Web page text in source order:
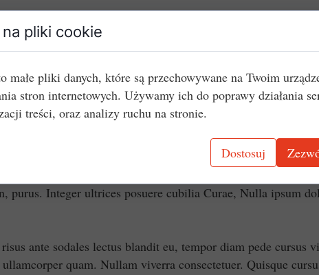
enim. Phasellus fermentum in, dolor. Pellentesque
velit, rhoncus eu, luctus et interdum adipiscing wisi.
lorem tortor fringilla sed, vestibulum id, eleifend
purus. Integer ultrices posuere cubilia Curae, Nulla ipsum
ante sodales lectus blandit eu, tempor diam pede cursus
quam. Nullam viverra consectetuer. Quisque
pliki cookie
małe pliki danych, które są przechowywane na Twoim
stron internetowych. Używamy ich do poprawy działania
treści, oraz analizy ruchu na stronie.
Dostosuj